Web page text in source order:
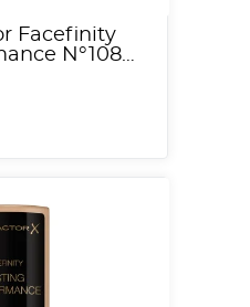
Facefinity
N°108